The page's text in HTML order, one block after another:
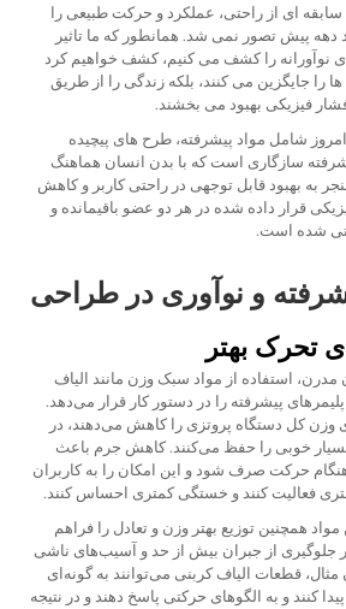
ای از راحتی، عملکرد و حرکت طبیعی را
دهه پیش تصور نمی شد. همانطور که ما تاثیر
نوآورانه را کشف می کنیم، کشف خواهیم کرد
ها را جایگزین می کنند، بلکه زندگی را از طریق
فیزیکی بهبود می بخشند.
شامل مواد پیشرفته، طرح های پیچیده
سازگاری است که با بدن انسان هماهنگ
به بهبود قابل توجهی در راحتی کاربر و کاهش
قرار داده شده در هر دو عضو باقیمانده و
شده است.
و نوآوری در طراحی
تحرک بهتر
مدرن، استفاده از مواد سبک وزن مانند الیاف
پلیمرهای پیشرفته را در دستور کار قرار می‌دهد.
وزن کل دستگاه پروتزی را کاهش می‌دهند، در
خوبی را حفظ می‌کنند. کاهش جرم باعث
حرکت صرف شود و این امکان را به کاربران
فعالیت کنند و خستگی کمتری احساس کنند.
همچنین توزیع بهتر وزن و تعادل را فراهم
جلوگیری از جبران بیش از حد و آسیب‌های ناشی
قطعات الیاف کربنی می‌توانند به گونه‌ای
کنند و به الگوهای حرکتی پاسخ دهند و در نتیجه